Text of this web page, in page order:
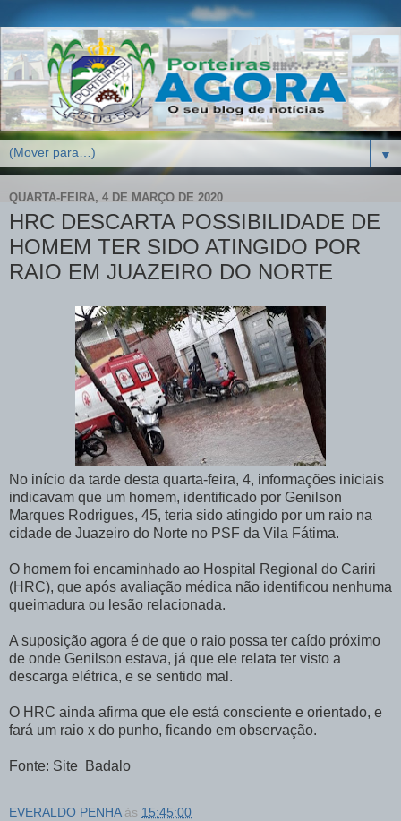
▼
QUARTA-FEIRA, 4 DE MARÇO DE 2020
HRC DESCARTA POSSIBILIDADE DE
HOMEM TER SIDO ATINGIDO POR
RAIO EM JUAZEIRO DO NORTE
No início da tarde desta quarta-feira, 4, informações iniciais
indicavam que um homem, identificado por Genilson
Marques Rodrigues, 45, teria sido atingido por um raio na
cidade de Juazeiro do Norte no PSF da Vila Fátima.
O homem foi encaminhado ao Hospital Regional do Cariri
(HRC), que após avaliação médica não identificou nenhuma
queimadura ou lesão relacionada.
A suposição agora é de que o raio possa ter caído próximo
de onde Genilson estava, já que ele relata ter visto a
descarga elétrica, e se sentido mal.
O HRC ainda afirma que ele está consciente e orientado, e
fará um raio x do punho, ficando em observação.
Fonte: Site Badalo
EVERALDO PENHA às 15:45:00